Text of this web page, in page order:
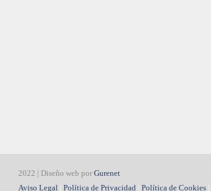
2022 | Diseño web por Gurenet
Aviso Legal| Política de Privacidad| Política de Cookies|